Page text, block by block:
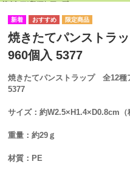
焼きたてパンストラ
960個入 5377
焼きたてパンストラップ 全12
5377
サイズ：約W2.5×H1.4×D0.8cm（
重量：約29ｇ
材質：PE